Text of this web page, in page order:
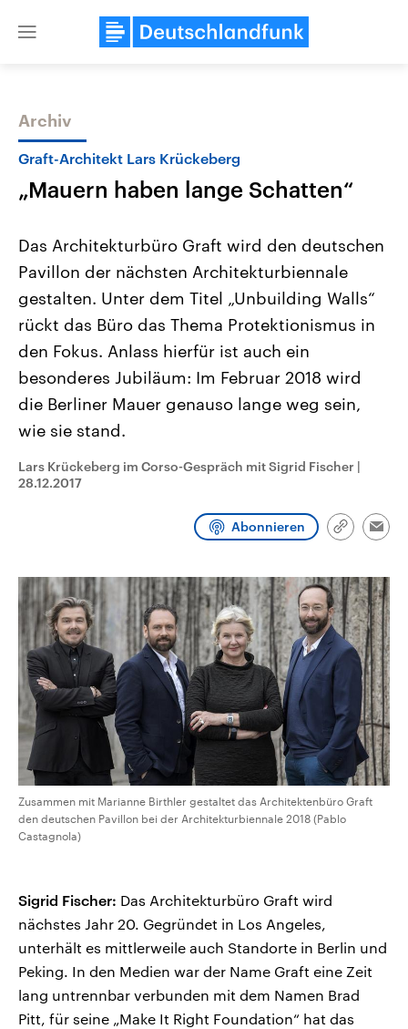
Close
Themen
Landtagswahl Sachsen-Anhalt
2026
Alle Informationen
Sachsen-Anhalt wählt am 6.
September 2026 einen neuen
Bundesland von einer Koalition aus
Umfragen, Prognosen,
und Hintergründe zu den Parteien
und Kandidaten der anstehenden
Wahl.
USA
Aktuelle Beiträge,
Hintergründe
Wirtschaftlich und
gehören die Vereinigten
mit großem Einfluss auf
Sendungen Programm Podcasts
Archiv
Graft-Architekt Lars Krückeberg
„Mauern haben lange Schatten“
Das Architekturbüro Graft wird den deutschen
Pavillon der nächsten Architekturbiennale
gestalten. Unter dem Titel „Unbuilding Walls“
rückt das Büro das Thema Protektionismus in
den Fokus. Anlass hierfür ist auch ein
besonderes Jubiläum: Im Februar 2018 wird
die Berliner Mauer genauso lange weg sein,
wie sie stand.
Lars Krückeberg im Corso-Gespräch mit Sigrid Fischer |
28.12.2017
Abonnieren
Link
Zusammen mit Marianne Birthler gestaltet das Architektenbüro Graft
den deutschen Pavillon bei der Architekturbiennale 2018 (Pablo
Castagnola)
Sigrid Fischer: Das Architekturbüro Graft wird
nächstes Jahr 20. Gegründet in Los Angeles,
unterhält es mittlerweile auch Standorte in Berlin und
Peking. In den Medien war der Name Graft eine Zeit
lang untrennbar verbunden mit dem Namen Brad
Pitt, für seine „Make It Right Foundation“ hat das